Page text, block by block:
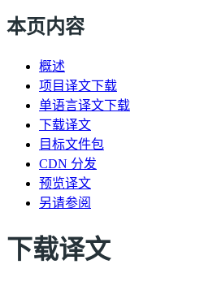
本页内容
概述
项目译文下载
单语言译文下载
下载译文
目标文件包
CDN 分发
预览译文
另请参阅
下载译文